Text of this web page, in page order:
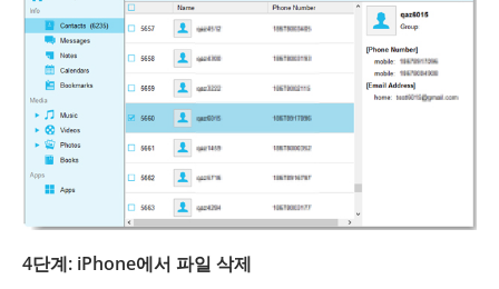
4단계: iPhone에서 파일 삭제